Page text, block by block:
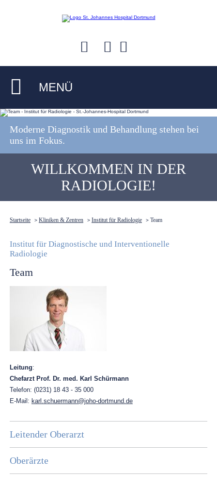
MENÜ
WILLKOMMEN IN DER
RADIOLOGIE!
Moderne Diagnostik und Behandlung stehen bei
uns im Fokus.
Startseite > Kliniken & Zentren > Institut für Radiologie > Team
Institut für Diagnostische und Interventionelle
Radiologie
Team
Leitung:
Chefarzt Prof. Dr. med. Karl Schürmann
Telefon: (0231) 18 43 - 35 000
E-Mail: karl.schuermann@joho-dortmund.de
Leitender Oberarzt
Oberärzte